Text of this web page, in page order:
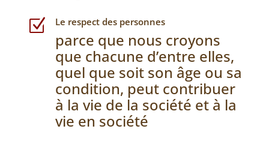
Z Le respect des personnes
parce que nous croyons
que chacune d’entre elles,
quel que soit son âge ou sa
condition, peut contribuer
à la vie de la société et à la
vie en société